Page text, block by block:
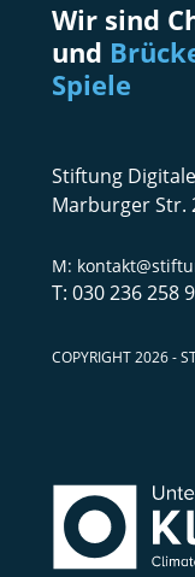
Wir sind
und
Spiele
Stiftung
Marburger Str.
030 236 258
COPYRIGHT 2026 -